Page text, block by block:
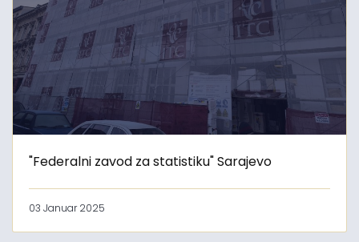
"Federalni zavod za statistiku" Sarajevo
03 Januar 2025